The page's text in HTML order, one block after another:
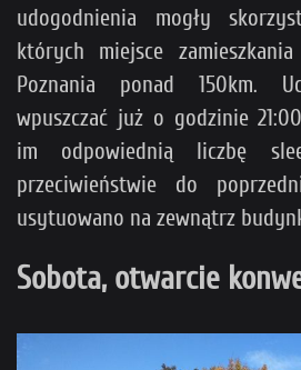
udogodnienia mogły
których miejsce
Poznania ponad 150km.
wpuszczać już o godzinie
im odpowiednią liczbę
przeciwieństwie do
usytuowano na zewnątrz
Sobota, otwarcie